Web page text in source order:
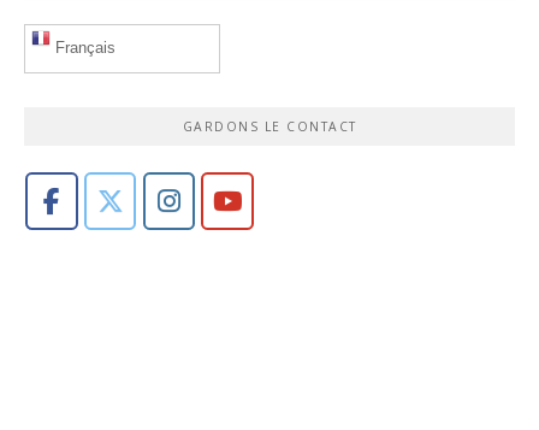
Français
GARDONS LE CONTACT